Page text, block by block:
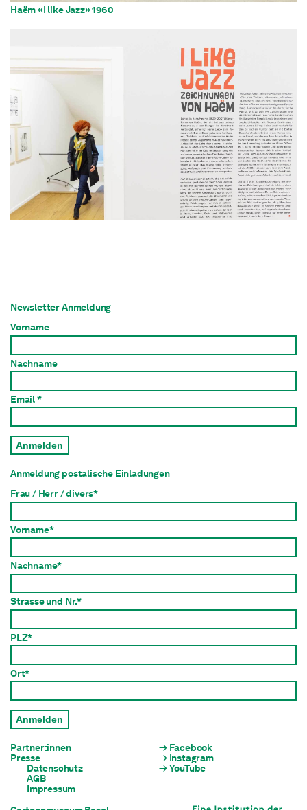
Haëm «I like Jazz» 1960
Newsletter Anmeldung
Vorname
Nachname
Email *
Anmelden
Anmeldung postalische Einladungen
Frau / Herr / divers*
Vorname*
Nachname*
Strasse und Nr.*
PLZ*
Ort*
Anmelden
Partner:innen
Presse
Datenschutz
AGB
Impressum
Facebook
Instagram
YouTube